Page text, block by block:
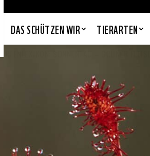
DAS SCHÜTZEN WIR TIERARTEN
ARTENLEXIKON: